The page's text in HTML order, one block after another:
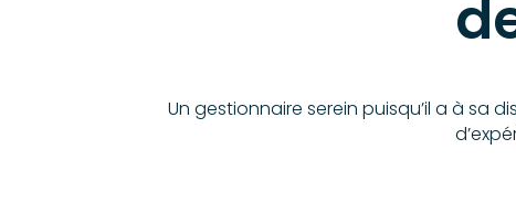
Un gestionnaire serein puisqu’il a à sa